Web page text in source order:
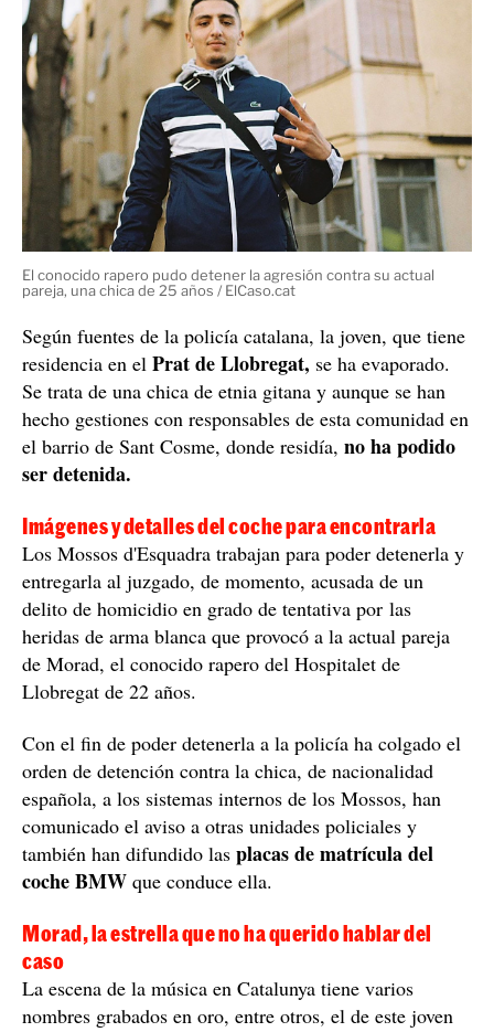
El conocido rapero pudo detener la agresión contra su actual
pareja, una chica de 25 años / ElCaso.cat
Según fuentes de la policía catalana, la joven, que tiene
residencia en el Prat de Llobregat, se ha evaporado.
Se trata de una chica de etnia gitana y aunque se han
hecho gestiones con responsables de esta comunidad en
el barrio de Sant Cosme, donde residía, no ha podido
ser detenida.
Imágenes y detalles del coche para encontrarla
Los Mossos d'Esquadra trabajan para poder detenerla y
entregarla al juzgado, de momento, acusada de un
delito de homicidio en grado de tentativa por las
heridas de arma blanca que provocó a la actual pareja
de Morad, el conocido rapero del Hospitalet de
Llobregat de 22 años.
Con el fin de poder detenerla a la policía ha colgado el
orden de detención contra la chica, de nacionalidad
española, a los sistemas internos de los Mossos, han
comunicado el aviso a otras unidades policiales y
también han difundido las placas de matrícula del
coche BMW que conduce ella.
Morad, la estrella que no ha querido hablar del
caso
La escena de la música en Catalunya tiene varios
nombres grabados en oro, entre otros, el de este joven